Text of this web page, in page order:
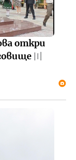
откри
〣